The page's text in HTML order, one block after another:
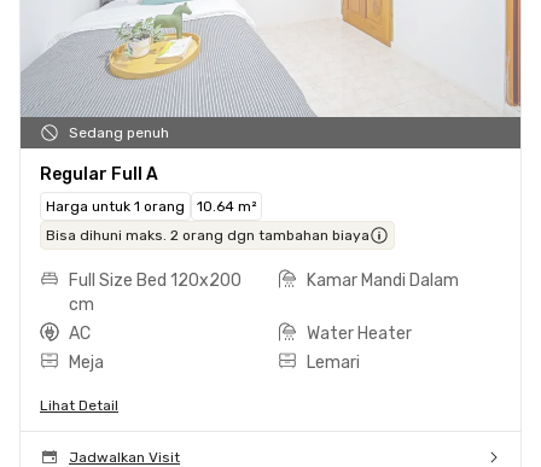
Sedang penuh
Regular Full A
Harga untuk 1 orang
10.64 m²
Bisa dihuni maks. 2 orang dgn tambahan biaya
Full Size Bed 120x200
cm
Kamar Mandi Dalam
AC
Water Heater
Meja
Lemari
Lihat Detail
Jadwalkan Visit